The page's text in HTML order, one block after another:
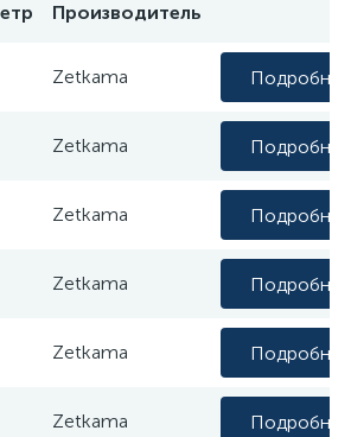
Производитель
Zetkama Подробнее
Zetkama Подробнее
Zetkama Подробнее
Zetkama Подробнее
Zetkama Подробнее
Zetkama Подробнее